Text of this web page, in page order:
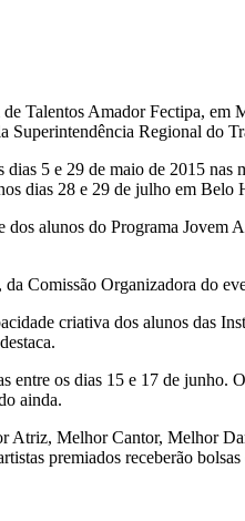
de Talentos Amador Fectipa, em
Superintendência Regional do
dias 5 e 29 de maio de 2015
dias 28 e 29 de julho em Belo
dos alunos do Programa
Comissão Organizadora do
criativa dos alunos das
entre os dias 15 e 17 de
ainda.
Atriz, Melhor Cantor, Melhor
premiados receberão